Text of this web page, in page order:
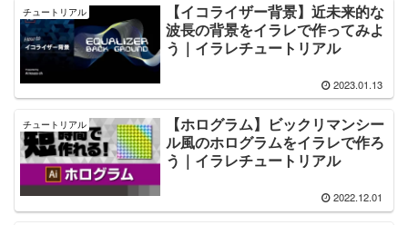
チュートリアル
【イコライザー背景】近未来的な
波長の背景をイラレで作ってみよ
う｜イラレチュートリアル
2023.01.13
チュートリアル
【ホログラム】ビックリマンシー
ル風のホログラムをイラレで作ろ
う｜イラレチュートリアル
2022.12.01